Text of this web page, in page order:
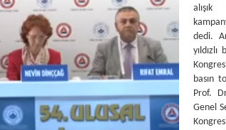
dedi.
basın
Prof.
Genel